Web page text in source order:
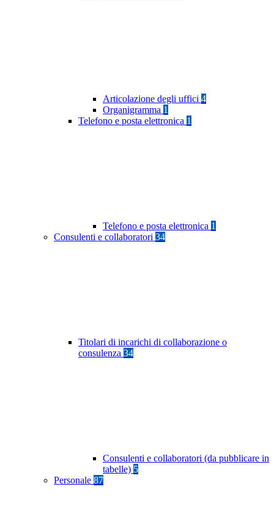
Articolazione degli uffici 4
Organigramma 1
Telefono e posta elettronica 1
Telefono e posta elettronica 1
Consulenti e collaboratori 34
Titolari di incarichi di collaborazione o
consulenza 34
Consulenti e collaboratori (da pubblicare in
tabelle) 5
Personale 87